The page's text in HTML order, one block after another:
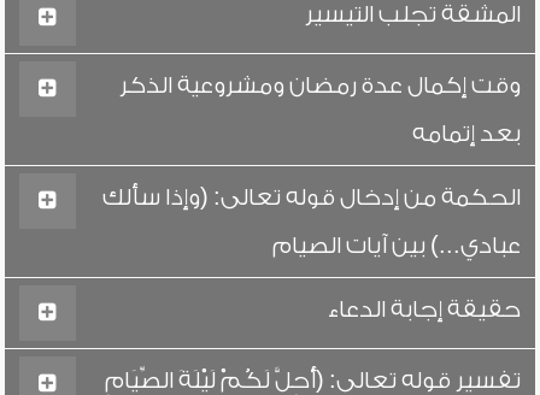
المشقة تجلب التيسير
وقت إكمال عدة رمضان ومشروعية الذكر
بعد إتمامه
الحكمة من إدخال قوله تعالى: (وإذا سألك
عبادي...) بين آيات الصيام
حقيقة إجابة الدعاء
تفسير قوله تعالى: (أُحِلَّ لَكُمْ لَيْلَةَ الصِّيَامِ